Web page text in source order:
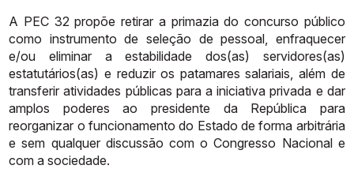
A PEC 32 propõe retirar a primazia do concurso público
como instrumento de seleção de pessoal, enfraquecer
e/ou eliminar a estabilidade dos(as)
servidores(as)
estatutários(as) e reduzir os patamares salariais, além de
transferir atividades públicas para a iniciativa privada e dar
amplos poderes
ao presidente da República para
reorganizar o funcionamento do Estado de forma arbitrária
e sem qualquer discussão com o Congresso Nacional e
com a sociedade.